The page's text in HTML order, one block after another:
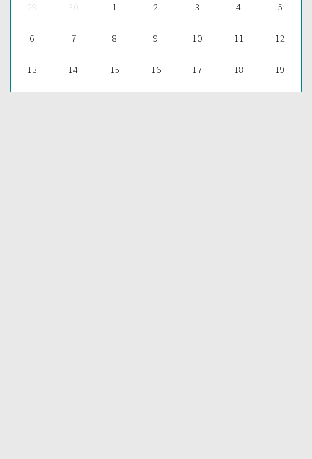
29
30 1 2 3 4 5
6 7 8 9 10 11 12
13 14 15 16 17 18 19